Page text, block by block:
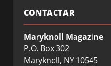
CONTACTAR
Maryknoll Magazine
P.O. Box 302
Maryknoll, NY 10545